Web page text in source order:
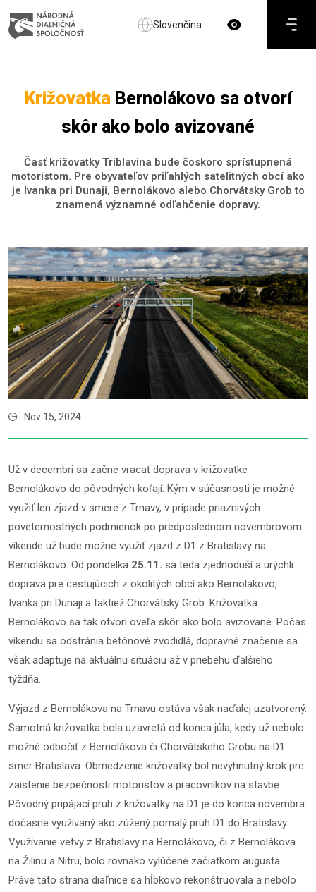
Slovenčina
KrižovatkaBernolákovo sa otvorí
skôr ako bolo avizované
Časť križovatky Triblavina bude čoskoro sprístupnená
motoristom. Pre obyvateľov priľahlých satelitných obcí ako
je Ivanka pri Dunaji, Bernolákovo alebo Chorvátsky Grob to
znamená významné odľahčenie dopravy.
Nov 15, 2024
Už v decembri sa začne vracať doprava v križovatke
Bernolákovo do pôvodných koľají. Kým v súčasnosti je možné
využiť len zjazd v smere z Trnavy, v prípade priaznivých
poveternostných podmienok po predposlednom novembrovom
víkende už bude možné využiť zjazd z D1 z Bratislavy na
Bernolákovo. Od pondelka 25.11. sa teda zjednoduší a urýchli
doprava pre cestujúcich z okolitých obcí ako Bernolákovo,
Ivanka pri Dunaji a taktiež Chorvátsky Grob. Križovatka
Bernolákovo sa tak otvorí oveľa skôr ako bolo avizované. Počas
víkendu sa odstránia betónové zvodidlá, dopravné značenie sa
však adaptuje na aktuálnu situáciu až v priebehu ďalšieho
týždňa.
Výjazd z Bernolákova na Trnavu ostáva však naďalej uzatvorený.
Samotná križovatka bola uzavretá od konca júla, kedy už nebolo
možné odbočiť z Bernolákova či Chorvátskeho Grobu na D1
smer Bratislava. Obmedzenie križovatky bol nevyhnutný krok pre
zaistenie bezpečnosti motoristov a pracovníkov na stavbe.
Pôvodný pripájací pruh z križovatky na D1 je do konca novembra
dočasne využívaný ako zúžený pomalý pruh D1 do Bratislavy.
Využívanie vetvy z Bratislavy na Bernolákovo, či z Bernolákova
na Žilinu a Nitru, bolo rovnako vylúčené začiatkom augusta.
Práve táto strana diaľnice sa hĺbkovo rekonštruovala a nebolo